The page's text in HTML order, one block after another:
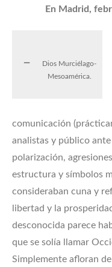
En Madrid,
Dios Murciélago-
Mesoamérica.
comunicación
analistas y público
polarización,
estructura y símbolos
consideraban cuna y
libertad y la
desconocida parece
que se solía llamar
Simplemente afloran